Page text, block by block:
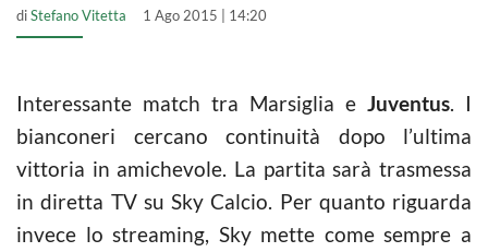
diStefano Vitetta 1 Ago 2015 | 14:20
Interessante match tra Marsiglia e Juventus. I
bianconeri cercano continuità dopo l’ultima
vittoria in amichevole. La partita sarà trasmessa
in diretta TV su Sky Calcio. Per quanto riguarda
invece lo streaming, Sky mette come sempre a